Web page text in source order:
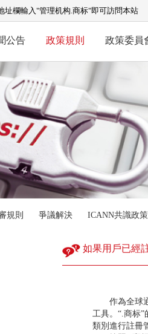
址欄輸入"管理机构.商标"即可訪問本站
公告 政策規則 政策委員
規則 爭議解決 ICANN共識政策
如果用戶已經
作為全球通
工具。“.商标
類別進行註冊